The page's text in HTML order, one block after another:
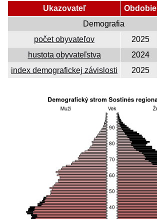
Ukazovateľ Obdobie
Demografia
počet obyvateľov
2025
hustota obyvateľstva
2024
index demografickej závislosti
2025